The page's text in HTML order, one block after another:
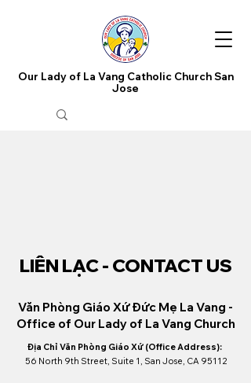
Our Lady of La Vang Catholic Church San
Jose
LIÊN LẠC - CONTACT US
Văn Phòng Giáo Xứ Đức Mẹ La Vang -
Office of Our Lady of La Vang Church
Địa Chỉ Văn Phòng Giáo Xứ (Office Address):
56 North 9th Street, Suite 1, San Jose, CA 95112